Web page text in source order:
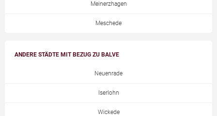
Meinerzhagen
Meschede
ANDERE STÄDTE MIT BEZUG ZU BALVE
Neuenrade
Iserlohn
Wickede